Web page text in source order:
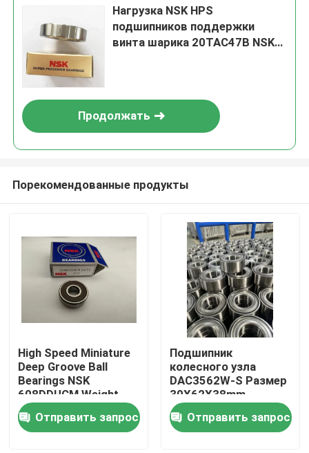
Дом
Продукты
Нагрузка NSK HPS
подшипников поддержки
винта шарика 20TAC47B NSK
Продолжать
Порекомендованные продукты
High Speed Miniature
Deep Groove Ball
Bearings NSK
608DDUCM Weight
0.012kgs Origin Japan
Size 8*22*7mm
Отправить запрос
Подшипник
колесного узла
DAC3562W-S Размер
30X62X38mm
Кольцевой
подшипник для
автомобилей На
Отправить запрос